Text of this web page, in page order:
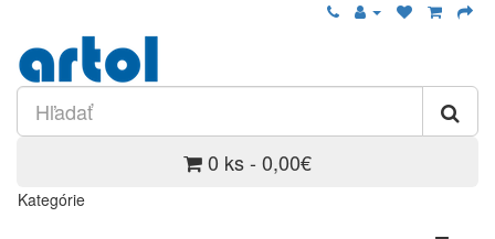
0 ks - 0,00€
Kategórie